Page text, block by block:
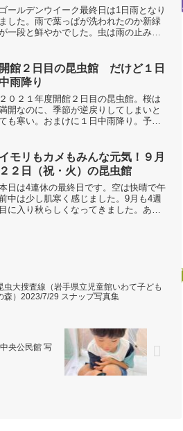
ゴールデンウイーク最終日は1日雨となり
ました。雨で葉っぱが洗われたのか新緑
一段と鮮やかでした。虫は雨の止み間
な場所で見かけ、来館者はイモリを捕ま
えプールに入れてくれま...
開館２日目の昆虫館 だけど１日
中雨降り
２０２１年度開館２日目の昆虫館。桜は
開なのに、季節が逆戻りしてしまいと
も寒い。おまけに１日中雨降り。予約
者がありました。カマキリ模様の服を着
た可愛い坊や。来館の記念...
イモリもカメもみんな元気！９月
２２日（祝・火）の昆虫館
日は4連休の最終日です。空は快晴で午
中は少し肌寒く感じました。9月も4週
目に入り秋らしくなってきました。あの8
虫大捜査線（岩手県立児童館いわて子ども
森）2023/7/29 スナップ写真集
央公民館 写